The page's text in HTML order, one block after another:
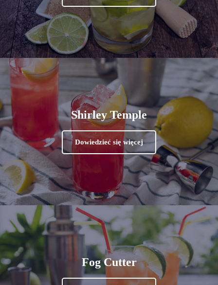
Shirley Temple
Dowiedzieć się więcej
Fog Cutter